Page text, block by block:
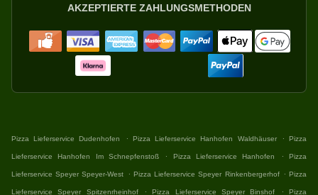
AKZEPTIERTE ZAHLUNGSMETHODEN
Pizza Lieferservice Dudenhofen . Pizza Lieferservice Hanhofen Waldhäuser . Pizza
Lieferservice Hanhofen Im Schnepfenstoß . Pizza Lieferservice Hanhofen . Pizza
Lieferservice Speyer Speyer-West . Pizza Lieferservice Speyer Rinkenbergerhof . Pizza
Lieferservice Speyer Spitzenrheinhof . Pizza Lieferservice Speyer Binshof . Pizza